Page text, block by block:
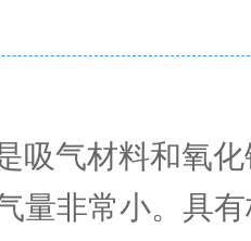
吸气材料和氧
量非常小。具